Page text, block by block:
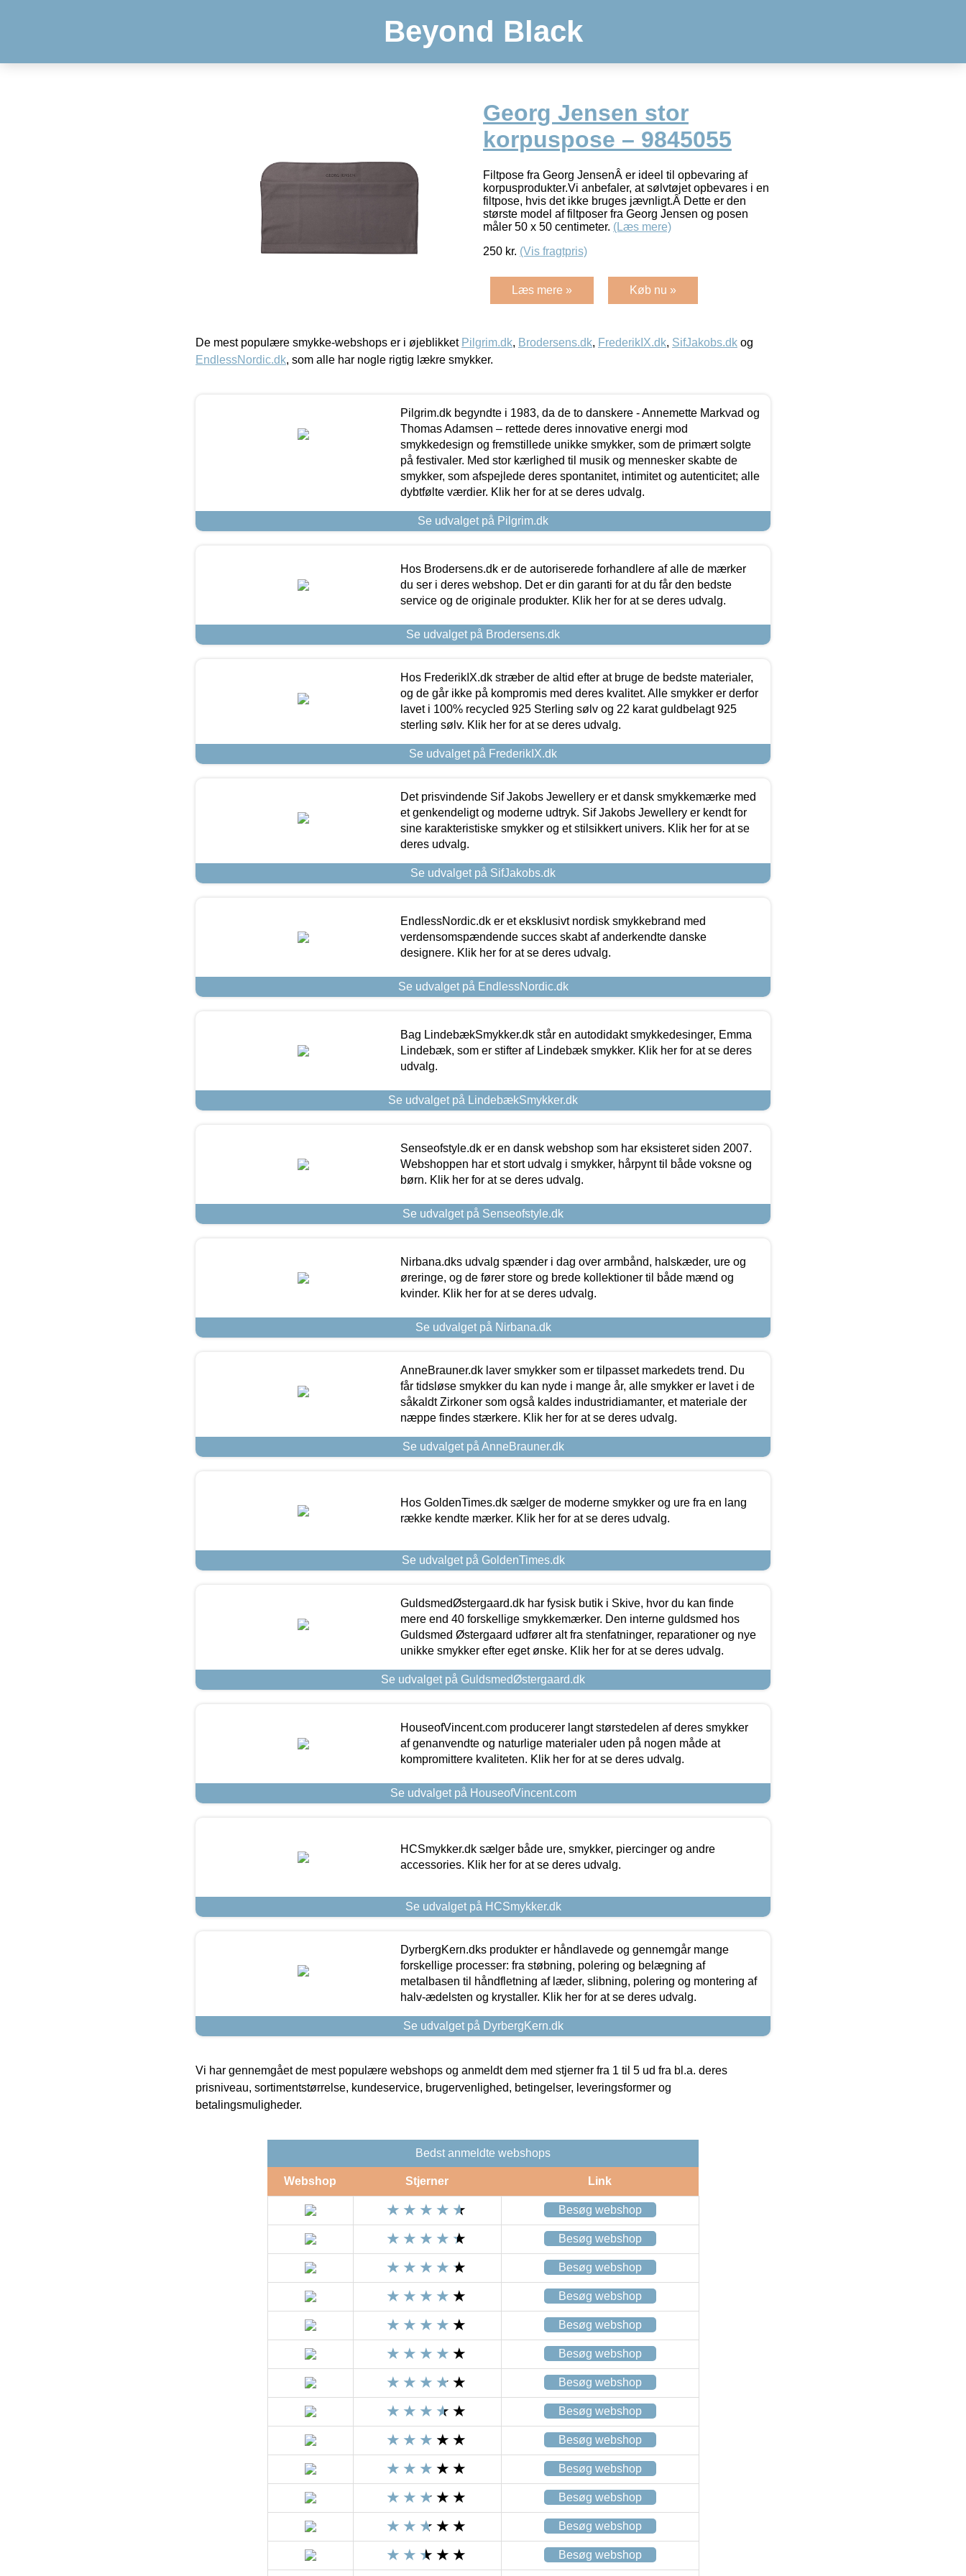
Beyond Black
Georg Jensen stor
korpuspose – 9845055
Filtpose fra Georg JensenÂ er ideel til opbevaring af
korpusprodukter.Vi anbefaler, at sølvtøjet opbevares i en
filtpose, hvis det ikke bruges jævnligt.Â Dette er den
største model af filtposer fra Georg Jensen og posen
måler 50 x 50 centimeter. (Læs mere)
250 kr. (Vis fragtpris)
Læs mere » Køb nu »
De mest populære smykke-webshops er i øjeblikket Pilgrim.dk, Brodersens.dk, FrederikIX.dk, SifJakobs.dk og
EndlessNordic.dk, som alle har nogle rigtig lækre smykker.
Pilgrim.dk begyndte i 1983, da de to danskere - Annemette Markvad og
Thomas Adamsen – rettede deres innovative energi mod
smykkedesign og fremstillede unikke smykker, som de primært solgte
på festivaler. Med stor kærlighed til musik og mennesker skabte de
smykker, som afspejlede deres spontanitet, intimitet og autenticitet; alle
dybtfølte værdier. Klik her for at se deres udvalg.
Se udvalget på Pilgrim.dk
Hos Brodersens.dk er de autoriserede forhandlere af alle de mærker
du ser i deres webshop. Det er din garanti for at du får den bedste
service og de originale produkter. Klik her for at se deres udvalg.
Se udvalget på Brodersens.dk
Hos FrederikIX.dk stræber de altid efter at bruge de bedste materialer,
og de går ikke på kompromis med deres kvalitet. Alle smykker er derfor
lavet i 100% recycled 925 Sterling sølv og 22 karat guldbelagt 925
sterling sølv. Klik her for at se deres udvalg.
Se udvalget på FrederikIX.dk
Det prisvindende Sif Jakobs Jewellery er et dansk smykkemærke med
et genkendeligt og moderne udtryk. Sif Jakobs Jewellery er kendt for
sine karakteristiske smykker og et stilsikkert univers. Klik her for at se
deres udvalg.
Se udvalget på SifJakobs.dk
EndlessNordic.dk er et eksklusivt nordisk smykkebrand med
verdensomspændende succes skabt af anderkendte danske
designere. Klik her for at se deres udvalg.
Se udvalget på EndlessNordic.dk
Bag LindebækSmykker.dk står en autodidakt smykkedesinger, Emma
Lindebæk, som er stifter af Lindebæk smykker. Klik her for at se deres
udvalg.
Se udvalget på LindebækSmykker.dk
Senseofstyle.dk er en dansk webshop som har eksisteret siden 2007.
Webshoppen har et stort udvalg i smykker, hårpynt til både voksne og
børn. Klik her for at se deres udvalg.
Se udvalget på Senseofstyle.dk
Nirbana.dks udvalg spænder i dag over armbånd, halskæder, ure og
øreringe, og de fører store og brede kollektioner til både mænd og
kvinder. Klik her for at se deres udvalg.
Se udvalget på Nirbana.dk
AnneBrauner.dk laver smykker som er tilpasset markedets trend. Du
får tidsløse smykker du kan nyde i mange år, alle smykker er lavet i de
såkaldt Zirkoner som også kaldes industridiamanter, et materiale der
næppe findes stærkere. Klik her for at se deres udvalg.
Se udvalget på AnneBrauner.dk
Hos GoldenTimes.dk sælger de moderne smykker og ure fra en lang
række kendte mærker. Klik her for at se deres udvalg.
Se udvalget på GoldenTimes.dk
GuldsmedØstergaard.dk har fysisk butik i Skive, hvor du kan finde
mere end 40 forskellige smykkemærker. Den interne guldsmed hos
Guldsmed Østergaard udfører alt fra stenfatninger, reparationer og nye
unikke smykker efter eget ønske. Klik her for at se deres udvalg.
Se udvalget på GuldsmedØstergaard.dk
HouseofVincent.com producerer langt størstedelen af deres smykker
af genanvendte og naturlige materialer uden på nogen måde at
kompromittere kvaliteten. Klik her for at se deres udvalg.
Se udvalget på HouseofVincent.com
HCSmykker.dk sælger både ure, smykker, piercinger og andre
accessories. Klik her for at se deres udvalg.
Se udvalget på HCSmykker.dk
DyrbergKern.dks produkter er håndlavede og gennemgår mange
forskellige processer: fra støbning, polering og belægning af
metalbasen til håndfletning af læder, slibning, polering og montering af
halv-ædelsten og krystaller. Klik her for at se deres udvalg.
Se udvalget på DyrbergKern.dk
Vi har gennemgået de mest populære webshops og anmeldt dem med stjerner fra 1 til 5 ud fra bl.a. deres
prisniveau, sortimentstørrelse, kundeservice, brugervenlighed, betingelser, leveringsformer og
betalingsmuligheder.
Bedst anmeldte webshops
Webshop Stjerner Link
Besøg webshop
Besøg webshop
Besøg webshop
Besøg webshop
Besøg webshop
Besøg webshop
Besøg webshop
Besøg webshop
Besøg webshop
Besøg webshop
Besøg webshop
Besøg webshop
Besøg webshop